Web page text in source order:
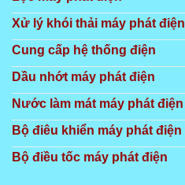
Xử lý khói thải máy phát điện
Cung cấp hệ thống điện
Dầu nhớt máy phát điện
Nước làm mát máy phát điện
Bộ điêu khiển máy phát điện
Bộ điều tốc máy phát điện